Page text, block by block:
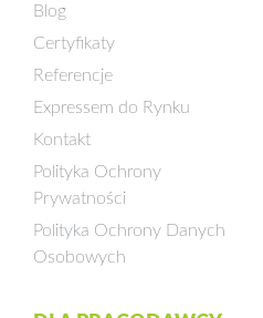
Blog
Certyfikaty
Referencje
Expressem do Rynku
Kontakt
Polityka Ochrony
Prywatności
Polityka Ochrony Danych
Osobowych